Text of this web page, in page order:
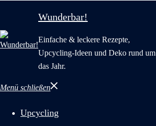
Wunderbar!
Einfache & leckere Rezepte,
Upcycling-Ideen und Deko rund um
das Jahr.
Menü schließen
Upcycling